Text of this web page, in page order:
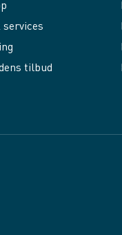
services
tilbud